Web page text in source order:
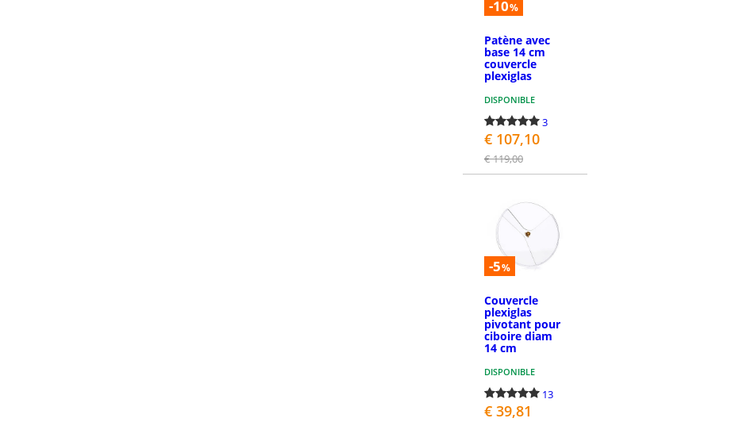
-10%
Patène avec
base 14 cm
couvercle
plexiglas
DISPONIBLE
3
€ 107,10
€ 119,00
-5%
Couvercle
plexiglas
pivotant pour
ciboire diam
14 cm
DISPONIBLE
13
€ 39,81